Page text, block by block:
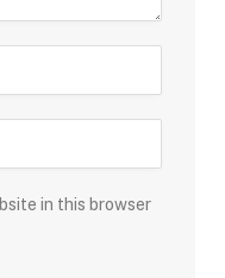
in this browser